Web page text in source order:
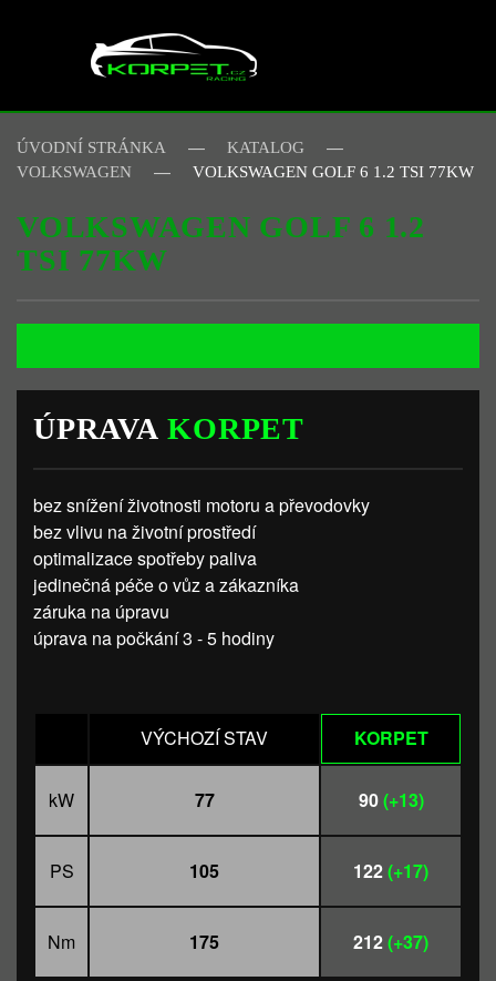
Skip to main content
ÚVODNÍ STRÁNKA
KATALOG
VOLKSWAGEN
VOLKSWAGEN GOLF 6 1.2 TSI 77KW
VOLKSWAGEN GOLF 6 1.2
TSI 77KW
ÚPRAVAKORPET
bez snížení životnosti motoru a převodovky
bez vlivu na životní prostředí
optimalizace spotřeby paliva
jedinečná péče o vůz a zákazníka
záruka na úpravu
úprava na počkání 3 - 5 hodiny
VÝCHOZÍ STAV KORPET
kW 77 90(+13)
PS 105 122(+17)
Nm 175 212(+37)